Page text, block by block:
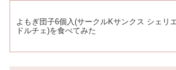
よもぎ団子6個入(サークルKサンクス シェリ
ドルチェ)を食べてみた